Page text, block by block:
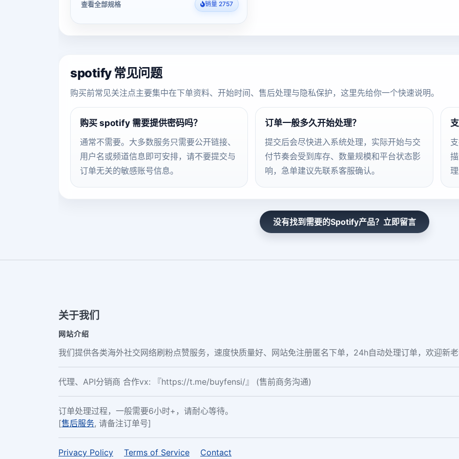
查看全部规格 销量 2757
spotify 常见问题
购买前常见关注点主要集中在下单资料、开始时间、售后处理与隐私保护，这里先给你一个快速说明。
购买 spotify 需要提供密码吗？
通常不需要。大多数服务只需要公开链接、
用户名或频道信息即可安排，请不要提交与
订单无关的敏感账号信息。
订单一般多久开始处理？
提交后会尽快进入系统处理，实际开始与交
付节奏会受到库存、数量规模和平台状态影
响，急单建议先联系客服确认。
没有找到需要的Spotify产品？立即留言
关于我们
网站介绍
我们提供各类海外社交网络刷粉点赞服务，速度快质量好、网站免注册匿名下单，24h自动处理订单，欢迎新老
代理、API分销商 合作vx: 『https://t.me/buyfensi/』 (售前商务沟通)
订单处理过程，一般需要6小时+，请耐心等待。
[售后服务, 请备注订单号]
Privacy Policy Terms of Service Contact